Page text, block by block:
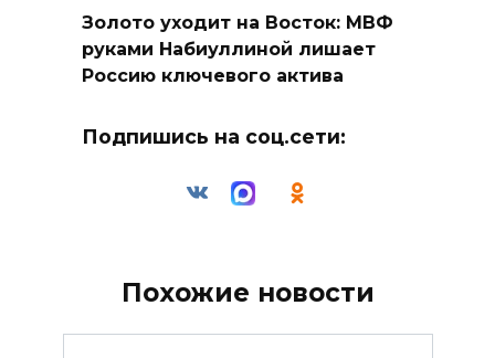
Золото уходит на Восток: МВФ
руками Набиуллиной лишает
Россию ключевого актива
Подпишись на соц.сети:
Похожие новости